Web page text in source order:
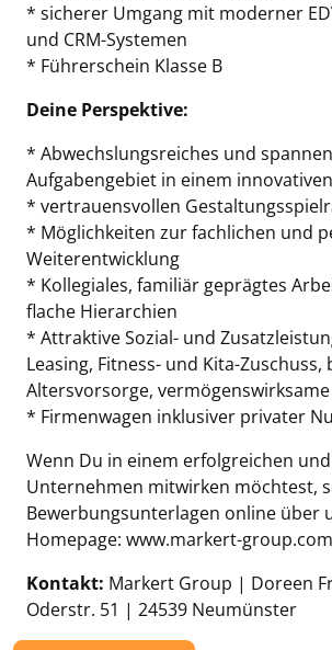
* sicherer Umgang mit moderner
und CRM-Systemen
* Führerschein Klasse B
Deine Perspektive:
* Abwechslungsreiches und
Aufgabengebiet in einem
* vertrauensvollen
* Möglichkeiten zur fachlichen und
Weiterentwicklung
* Kollegiales, familiär geprägtes
flache Hierarchien
* Attraktive Sozial- und
Leasing, Fitness- und Kita-
Altersvorsorge,
* Firmenwagen inklusiver privater
Wenn Du in einem erfolgreichen
Unternehmen mitwirken möchtest,
Bewerbungsunterlagen online über
Homepage: www.markert-
Kontakt: Markert Group | Doreen
Oderstr. 51 | 24539 Neumünster